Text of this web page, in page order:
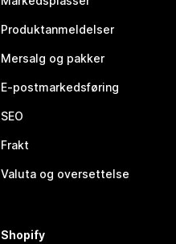
Produktanmeldelser
Mersalg og pakker
E-postmarkedsføring
SEO
Frakt
Valuta og oversettelse
Shopify